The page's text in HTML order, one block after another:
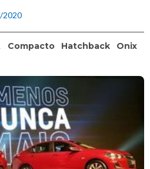
2020
Compacto Hatchback
Onix